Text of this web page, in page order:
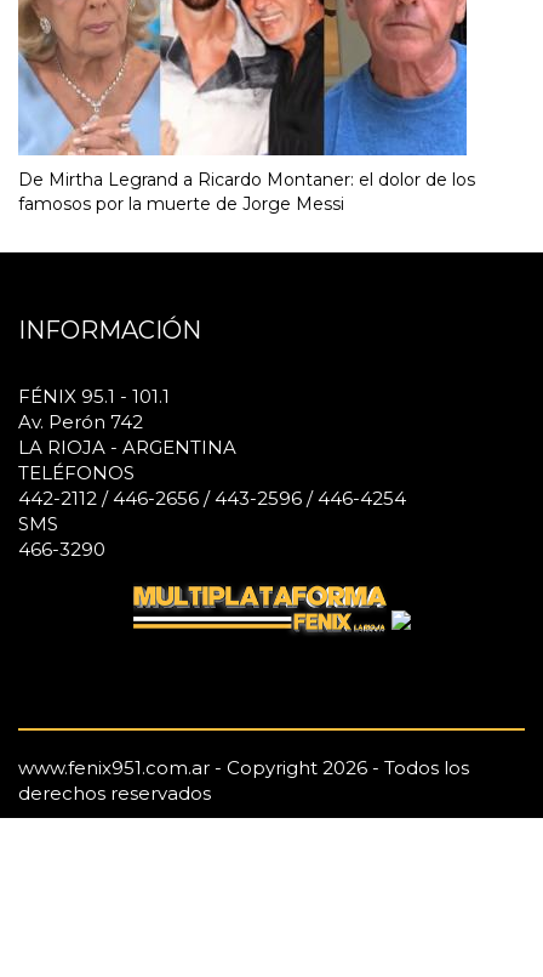
De Mirtha Legrand a Ricardo Montaner: el dolor de los
famosos por la muerte de Jorge Messi
INFORMACIÓN
FÉNIX 95.1 - 101.1
Av. Perón 742
LA RIOJA - ARGENTINA
TELÉFONOS
442-2112 / 446-2656 / 443-2596 / 446-4254
SMS
466-3290
www.fenix951.com.ar - Copyright 2026 - Todos los
derechos reservados